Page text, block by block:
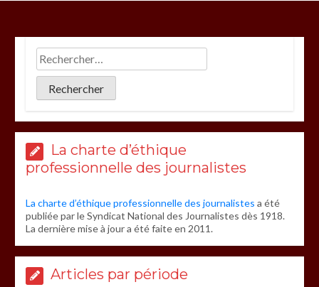
La charte d’éthique
professionnelle des journalistes
La charte d’éthique professionnelle des journalistes a été
publiée par le Syndicat National des Journalistes dès 1918.
La dernière mise à jour a été faite en 2011.
Articles par période